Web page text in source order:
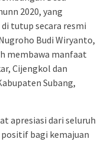
2020, yang
tutup secara resmi
Budi Wiryanto,
membawa manfaat
Cijengkol dan
Subang,
apresiasi dari seluruh
bagi kemajuan